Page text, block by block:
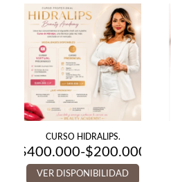
CURSO HIDRALIPS.
$200.000
-
$400.000
Rango
de
precios:
VER DISPONIBILIDAD